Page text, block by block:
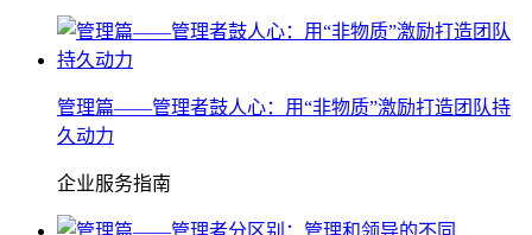
管理篇——管理者鼓人心：用“非物质”激励打造团队持
久动力
企业服务指南